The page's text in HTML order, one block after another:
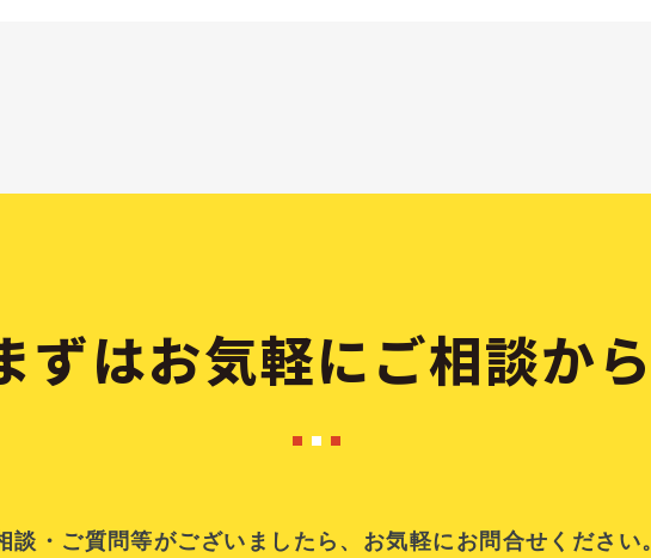
ずはお気軽にご相談から
談・ご質問等がございましたら、 お気軽にお問合せください。